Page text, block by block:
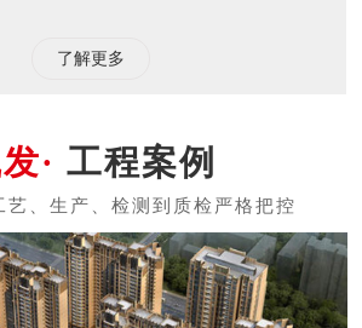
了解更多
工程案例